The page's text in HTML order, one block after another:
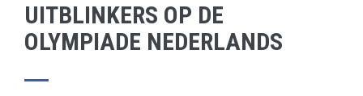
UITBLINKERS OP DE
OLYMPIADE NEDERLANDS